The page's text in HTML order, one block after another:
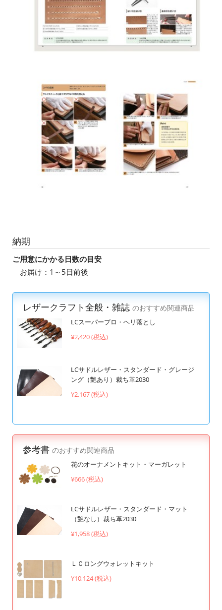
納期
ご用意にかかる日数の目安
お届け：1～5日前後
レザークラフト全般・雑誌 のおすすめ関連商品
LCスーパープロ・ヘリ落とし
¥2,420 (税込)
LCサドルレザー・スタンダード・グレージ
ング（艶あり）裁ち革2030
¥2,167 (税込)
参考書 のおすすめ関連商品
花のオーナメントキット・マーガレット
¥666 (税込)
LCサドルレザー・スタンダード・マット
（艶なし）裁ち革2030
¥1,958 (税込)
ＬＣロングウォレットキット
¥10,124 (税込)